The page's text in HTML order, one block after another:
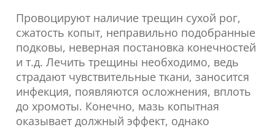
Провоцируют наличие трещин сухой рог,
сжатость копыт, неправильно подобранные
подковы, неверная постановка конечностей
и т.д. Лечить трещины необходимо, ведь
страдают чувствительные ткани, заносится
инфекция, появляются осложнения, вплоть
до хромоты. Конечно, мазь копытная
оказывает должный эффект, однако